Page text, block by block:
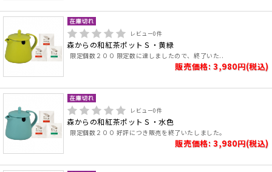
レビュー0件
森からの和紅茶ポットＳ・黄緑
限定個数２００ 限定数に達しましたので、終了いた..
販売価格: 3,980円(税込)
レビュー0件
森からの和紅茶ポットＳ・水色
限定個数２００ 好評につき販売を終了いたしました。
販売価格: 3,980円(税込)